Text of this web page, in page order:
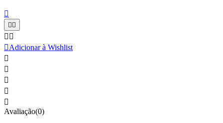


 
Adicionar à Wishlist





Avaliação(0)